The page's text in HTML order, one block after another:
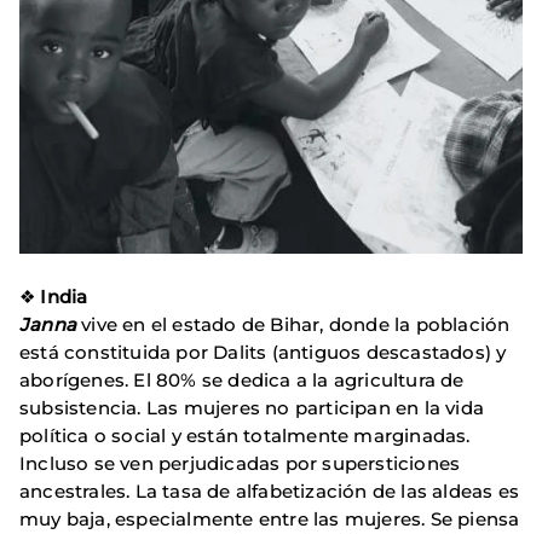
❖ India
Jannavive en el estado de Bihar, donde la población
está constituida por Dalits (antiguos descastados) y
aborígenes. El 80% se dedica a la agricultura de
subsistencia. Las mujeres no participan en la vida
política o social y están totalmente marginadas.
Incluso se ven perjudicadas por supersticiones
ancestrales. La tasa de alfabetización de las aldeas es
muy baja, especialmente entre las mujeres. Se piensa